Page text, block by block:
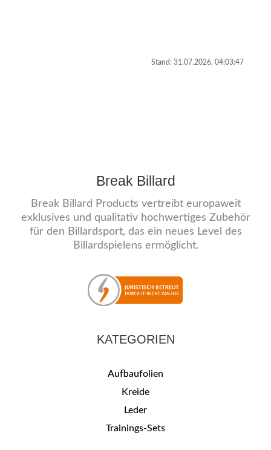
Stand: 31.07.2026, 04:03:47
Break Billard
Break Billard Products vertreibt europaweit
exklusives und qualitativ hochwertiges Zubehör
für den Billardsport, das ein neues Level des
Billardspielens ermöglicht.
KATEGORIEN
Aufbaufolien
Kreide
Leder
Trainings-Sets